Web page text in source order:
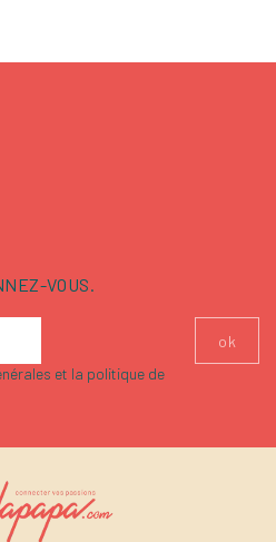
VOUS.
et la politique de